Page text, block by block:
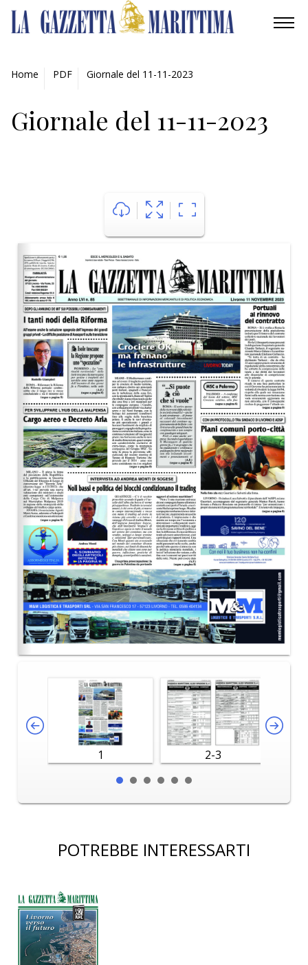
INDUSTRIA
CULTURA
NAUTICA
EDITORIALI
Home PDF Giornale del 11-11-2023
Giornale del 11-11-2023
1 2-3
POTREBBE INTERESSARTI